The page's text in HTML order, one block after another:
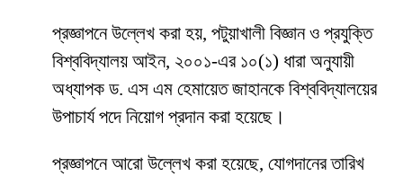
প্রজ্ঞাপনে উল্লেখ করা হয়, পটুয়াখালী বিজ্ঞান ও প্রযুক্তি
বিশ্ববিদ্যালয় আইন, ২০০১-এর ১০(১) ধারা অনুযায়ী
অধ্যাপক ড. এস এম হেমায়েত জাহানকে বিশ্ববিদ্যালয়ের
উপাচার্য পদে নিয়োগ প্রদান করা হয়েছে।
প্রজ্ঞাপনে আরো উল্লেখ করা হয়েছে, যোগদানের তারিখ